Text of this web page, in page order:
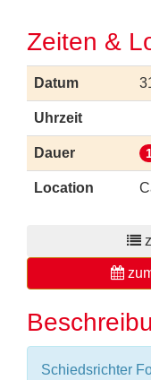
Zeiten &
Datum
Uhrzeit
Dauer
Location
Schiedsrichter